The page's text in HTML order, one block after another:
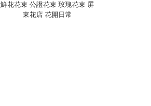
鮮花花束 公證花束 玫瑰花束 屏
東花店 花開日常